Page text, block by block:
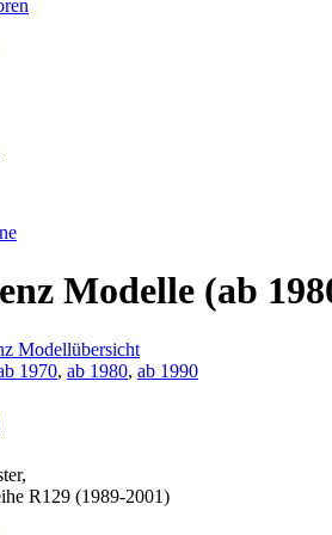
Modelle (ab
Modellübersicht
1970, ab 1980, ab 1990
R129 (1989-2001)